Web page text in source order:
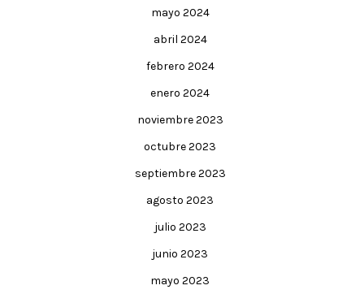
mayo 2024
abril 2024
febrero 2024
enero 2024
noviembre 2023
octubre 2023
septiembre 2023
agosto 2023
julio 2023
junio 2023
mayo 2023